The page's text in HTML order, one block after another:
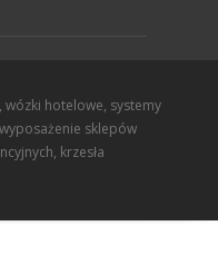
hotelowe, systemy
sklepów
krzesła